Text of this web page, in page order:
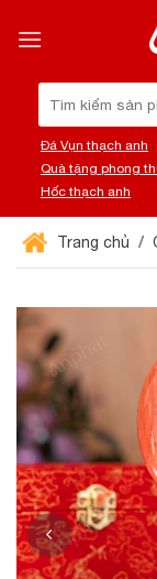
đến
Đá Vụn thạch anh
Quà tặng phong
Hốc thạch anh
Trang chủ